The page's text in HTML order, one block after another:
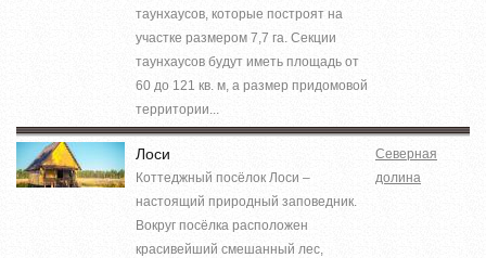
таунхаусов, которые построят на
участке размером 7,7 га. Секции
таунхаусов будут иметь площадь от
60 до 121 кв. м, а размер придомовой
территории...
Лоси
Коттеджный посёлок Лоси –
настоящий природный заповедник.
Вокруг посёлка расположен
красивейший смешанный лес,
Северная
долина